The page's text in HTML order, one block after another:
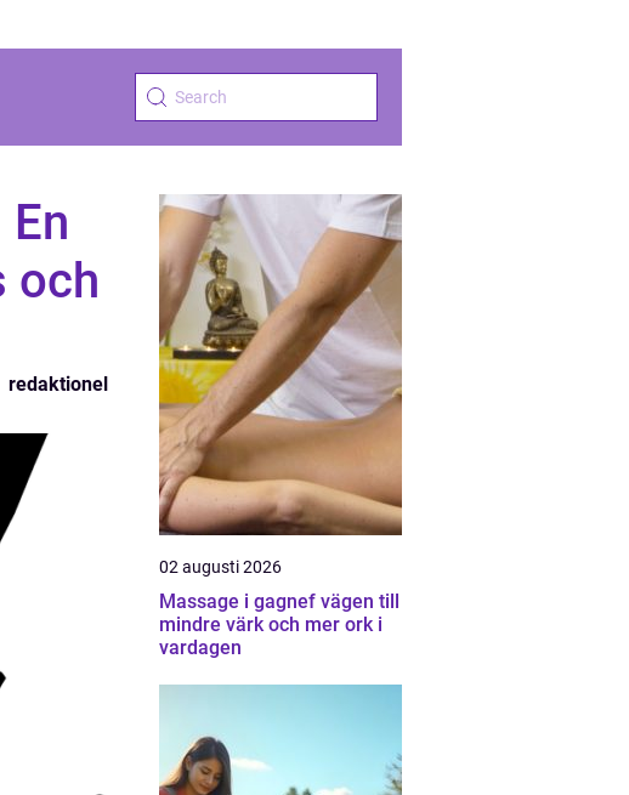
och
redaktionel
02 augusti 2026
Massage i gagnef vägen till
mindre värk och mer ork i
vardagen